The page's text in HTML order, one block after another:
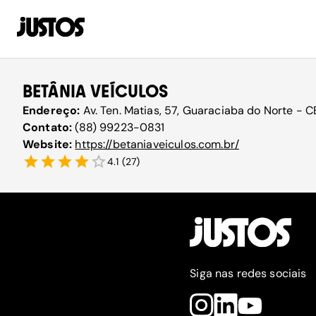
BETÂNIA VEÍCULOS
Endereço: Av. Ten. Matias, 57, Guaraciaba do Norte -
Contato:(88) 99223-0831
Website: https://betaniaveiculos.com.br/
4.1 (27)
Siga nas redes sociais